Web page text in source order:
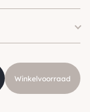
Winkelvoorraad